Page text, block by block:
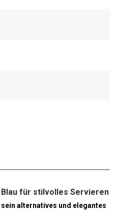
für stilvolles Servieren
alternatives und elegantes